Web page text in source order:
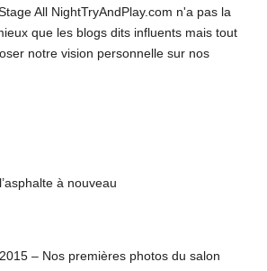
All NightTryAndPlay.com n'a pas la
que les blogs dits influents mais tout
notre vision personnelle sur nos
à nouveau
– Nos premières photos du salon